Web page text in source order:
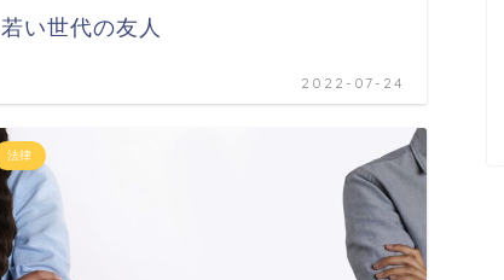
若い世代の友人
2022-07-24
法律